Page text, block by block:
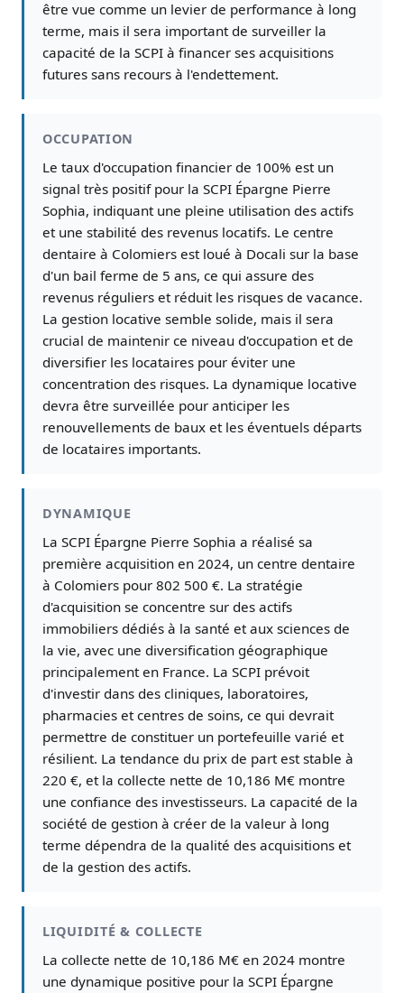
être vue comme un levier de performance à long
terme, mais il sera important de surveiller la
capacité de la SCPI à financer ses acquisitions
futures sans recours à l'endettement.
OCCUPATION
Le taux d'occupation financier de 100% est un
signal très positif pour la SCPI Épargne Pierre
Sophia, indiquant une pleine utilisation des actifs
et une stabilité des revenus locatifs. Le centre
dentaire à Colomiers est loué à Docali sur la base
d'un bail ferme de 5 ans, ce qui assure des
revenus réguliers et réduit les risques de vacance.
La gestion locative semble solide, mais il sera
crucial de maintenir ce niveau d'occupation et de
diversifier les locataires pour éviter une
concentration des risques. La dynamique locative
devra être surveillée pour anticiper les
renouvellements de baux et les éventuels départs
de locataires importants.
DYNAMIQUE
La SCPI Épargne Pierre Sophia a réalisé sa
première acquisition en 2024, un centre dentaire
à Colomiers pour 802 500 €. La stratégie
d'acquisition se concentre sur des actifs
immobiliers dédiés à la santé et aux sciences de
la vie, avec une diversification géographique
principalement en France. La SCPI prévoit
d'investir dans des cliniques, laboratoires,
pharmacies et centres de soins, ce qui devrait
permettre de constituer un portefeuille varié et
résilient. La tendance du prix de part est stable à
220 €, et la collecte nette de 10,186 M€ montre
une confiance des investisseurs. La capacité de la
société de gestion à créer de la valeur à long
terme dépendra de la qualité des acquisitions et
de la gestion des actifs.
LIQUIDITÉ & COLLECTE
La collecte nette de 10,186 M€ en 2024 montre
une dynamique positive pour la SCPI Épargne